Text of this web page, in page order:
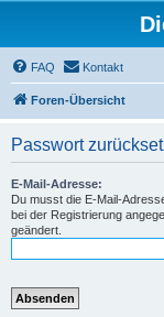
FAQ Kontakt
Foren-Übersicht
Passwort
E-Mail-Adresse:
Du musst die E-Mail-
bei der Registrierung
geändert.